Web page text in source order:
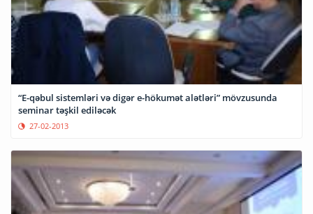
“E-qəbul sistemləri və digər e-hökumət alətləri” mövzusunda
seminar təşkil ediləcək
27-02-2013